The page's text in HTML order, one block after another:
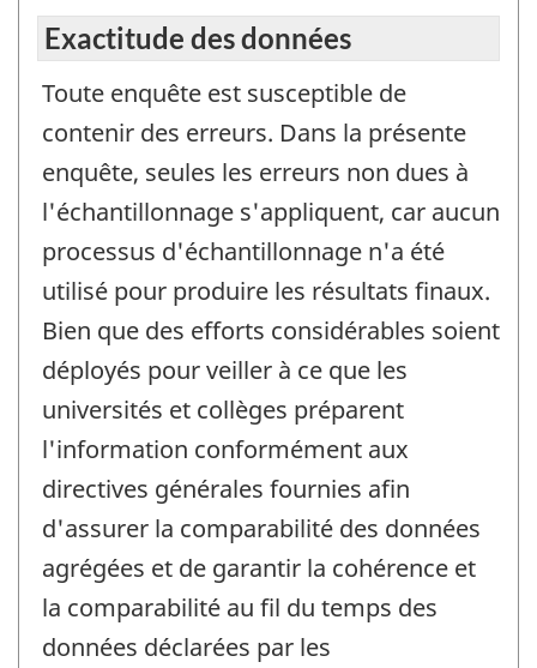
Exactitude des données
Toute enquête est susceptible de
contenir des erreurs. Dans la présente
enquête, seules les erreurs non dues à
l'échantillonnage s'appliquent, car aucun
processus d'échantillonnage n'a été
utilisé pour produire les résultats finaux.
Bien que des efforts considérables soient
déployés pour veiller à ce que les
universités et collèges préparent
l'information conformément aux
directives générales fournies afin
d'assurer la comparabilité des données
agrégées et de garantir la cohérence et
la comparabilité au fil du temps des
données déclarées par les